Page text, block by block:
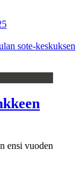
sote-keskuksen
ensi vuoden